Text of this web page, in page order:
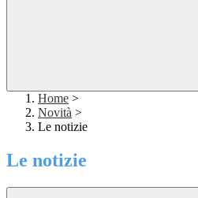
Home >
Novità >
Le notizie
Le notizie